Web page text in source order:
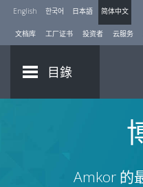
English 한국어 日本語 简体中文
文档库 工厂证书 投资者 云服务
目錄
Amkor 的